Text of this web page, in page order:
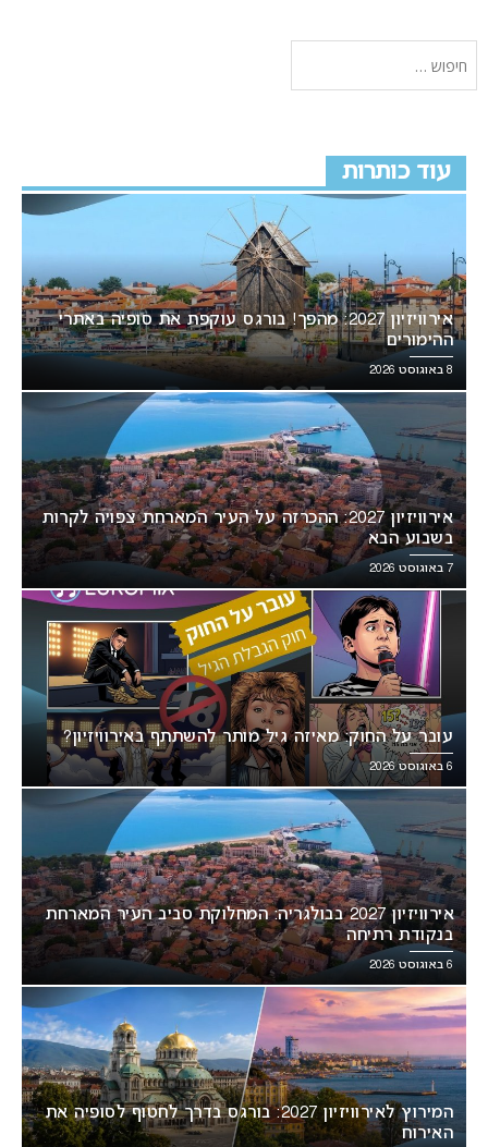
עוד כותרות
אירוויזיון 2027: מהפך! בורגס עוקפת את סופיה באתרי
ההימורים
8 באוגוסט 2026
אירוויזיון 2027: ההכרזה על העיר המארחת צפויה לקרות
בשבוע הבא
7 באוגוסט 2026
עובר על החוק: מאיזה גיל מותר להשתתף באירוויזיון?
6 באוגוסט 2026
אירוויזיון 2027 בבולגריה: המחלוקת סביב העיר המארחת
בנקודת רתיחה
6 באוגוסט 2026
המירוץ לאירוויזיון 2027: בורגס בדרך לחטוף לסופיה את
האירוח